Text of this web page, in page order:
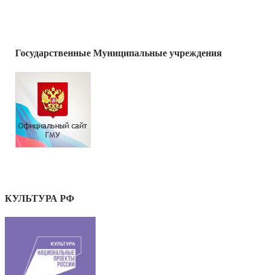
Государственные Муниципальные учреждения
КУЛЬТУРА РФ